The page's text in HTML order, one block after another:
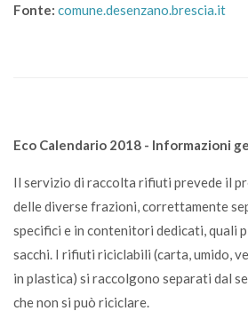
Fonte: comune.desenzano.brescia.it
Eco Calendario 2018 - Informazioni
Il servizio di raccolta rifiuti prevede il
delle diverse frazioni, correttamente
specifici e in contenitori dedicati, quali
sacchi. I rifiuti riciclabili (carta, umido,
in plastica) si raccolgono separati dal
che non si può riciclare.